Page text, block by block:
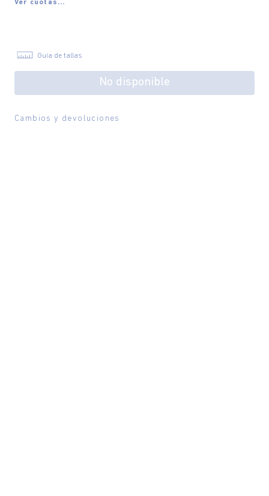
Ver cuotas...
Guía de tallas
No disponible
Cambios y devoluciones